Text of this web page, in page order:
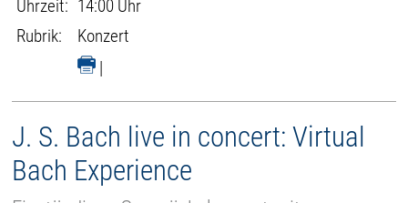
Uhrzeit: 14:00 Uhr
Rubrik:
Konzert
|
J. S. Bach live in concert: Virtual
Bach Experience